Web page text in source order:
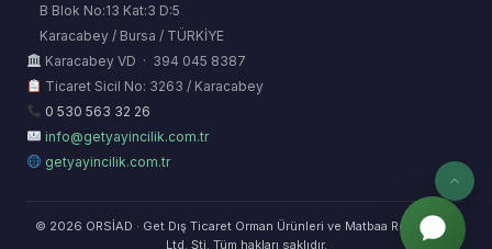
B Blok No:13 Kat:3 D:5
Karacabey / Bursa / TÜRKİYE
Karacabey VD · 394 045 8387
Ticaret Sicil No: 3263 / Karacabey
0 530 563 32 26
info@getyayincilik.com.tr
getyayincilik.com.tr
© 2026 ORSİAD · Get Dış Ticaret Orman Ürünleri ve Matbaa Reklam Hiz.
Ltd. Şti. Tüm hakları saklıdır.
ORSİAD AI
Sektörel Hafıza Asistanı